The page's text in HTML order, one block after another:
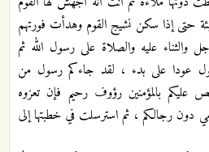
حتى إذا سكن نشيج القوم وهدأت فورتهم
والثناء عليه والصلاة على رسول الله ثم
عودا على بدء ، لقد جاءكم رسول من
عليكم بالمؤمنين رؤوف رحيم فإن تعزوه
دون رجالكم ، ثم استرسلت في خطبتها إلى